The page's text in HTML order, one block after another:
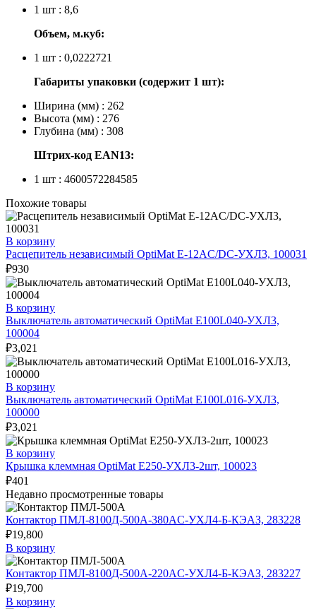
1 шт : 8,6
Объем, м.куб:
1 шт : 0,0222721
Габариты упаковки (содержит 1 шт):
Ширина (мм) : 262
Высота (мм) : 276
Глубина (мм) : 308
Штрих-код EAN13:
1 шт : 4600572284585
Похожие товары
В корзину
Расцепитель независимый OptiMat E-12AC/DC-УХЛ3, 100031
₽930
В корзину
Выключатель автоматический OptiMat E100L040-УХЛ3,
100004
₽3,021
В корзину
Выключатель автоматический OptiMat E100L016-УХЛ3,
100000
₽3,021
В корзину
Крышка клеммная OptiMat E250-УХЛ3-2шт, 100023
₽401
Недавно просмотренные товары
Контактор ПМЛ-8100Д-500А-380AC-УХЛ4-Б-КЭАЗ, 283228
₽19,800
В корзину
Контактор ПМЛ-8100Д-500А-220AC-УХЛ4-Б-КЭАЗ, 283227
₽19,700
В корзину